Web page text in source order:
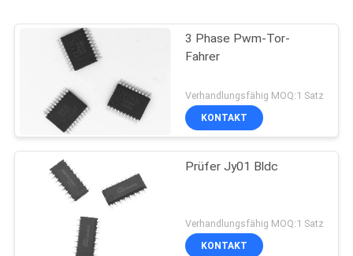
3 Phase Pwm-Tor-
Fahrer
Verhandlungsfähig MOQ:1 Satz
KONTAKT
Prüfer Jy01 Bldc
Verhandlungsfähig MOQ:1 Satz
KONTAKT